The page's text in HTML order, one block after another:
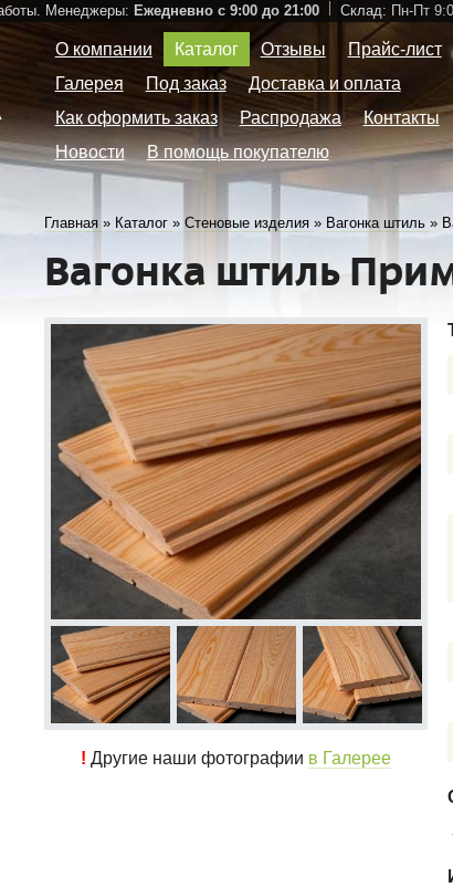
Менеджеры: Ежедневно с 9:00 до 21:00 Склад: Пн-Пт
О компании Каталог Отзывы
Прайс-лист
Галерея
Под заказ
Доставка и оплата
Как оформить заказ
Распродажа
Контакты
Новости
В помощь покупателю
Главная » Каталог » Стеновые изделия » Вагонка штиль »
Вагонка штиль
! Другие наши фотографии в Галерее